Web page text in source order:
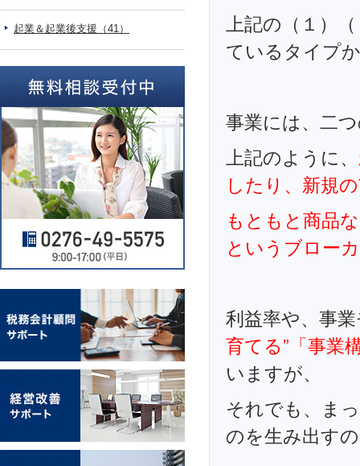
上記の（１）
ているタイプ
事業には、二
上記のように、
したり、新規
もともと商品
というブロー
利益率や、事
育てる”「事業
いますが、
それでも、ま
のを生み出す
起業＆起業後支援（41）